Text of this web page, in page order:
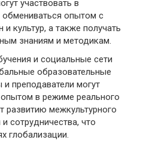
участвовать в
опытом с
культур, а также получать
знаниям и методикам.
и социальные сети
образовательные
преподаватели могут
в режиме реального
развитию межкультурного
сотрудничества, что
глобализации.